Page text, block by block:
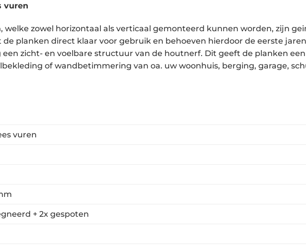
vuren
welke zowel horizontaal als verticaal gemonteerd kunnen worden, zijn
planken direct klaar voor gebruik en behoeven hierdoor de eerste
zicht- en voelbare structuur van de houtnerf. Dit geeft de planken
of wandbetimmering van oa. uw woonhuis, berging, garage,
vuren
+ 2x gespoten